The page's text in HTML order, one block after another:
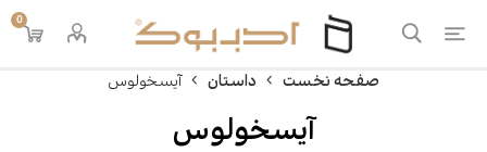
0
صفحه نخست داستان آیسخولوس
آیسخولوس